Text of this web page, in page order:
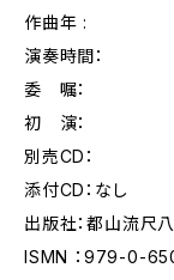
作曲年 :
演奏時間：
委 嘱：
初 演：
別売CD：
添付CD：なし
出版社：都山流尺
ISMN ：979-0-